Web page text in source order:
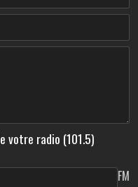
votre radio (101.5)
FM